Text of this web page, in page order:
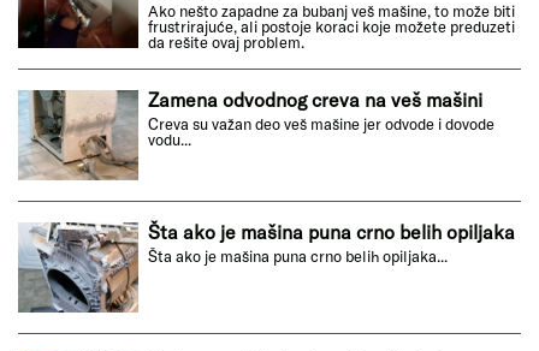
Ako nešto zapadne za bubanj veš mašine, to može biti
frustrirajuće, ali postoje koraci koje možete preduzeti
da rešite ovaj problem.
Zamena odvodnog creva na veš mašini
Creva su važan deo veš mašine jer odvode i dovode
vodu...
Šta ako je mašina puna crno belih opiljaka
Šta ako je mašina puna crno belih opiljaka...